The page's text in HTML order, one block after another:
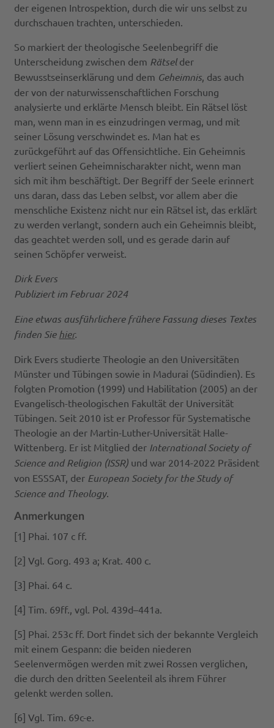
der eigenen Introspektion, durch die wir uns selbst zu
durchschauen trachten, unterschieden.
So markiert der theologische Seelenbegriff die
Unterscheidung zwischen dem Rätselder
Bewusstseinserklärung und dem Geheimnis, das auch
der von der naturwissenschaftlichen Forschung
analysierte und erklärte Mensch bleibt. Ein Rätsel löst
man, wenn man in es einzudringen vermag, und mit
seiner Lösung verschwindet es. Man hat es
zurückgeführt auf das Offensichtliche. Ein Geheimnis
verliert seinen Geheimnischarakter nicht, wenn man
sich mit ihm beschäftigt. Der Begriff der Seele erinnert
uns daran, dass das Leben selbst, vor allem aber die
menschliche Existenz nicht nur ein Rätsel ist, das erklärt
zu werden verlangt, sondern auch ein Geheimnis bleibt,
das geachtet werden soll, und es gerade darin auf
seinen Schöpfer verweist.
Dirk Evers
Publiziert im Februar 2024
Eine etwas ausführlichere frühere Fassung dieses Textes
finden Siehier.
Dirk Evers studierte Theologie an den Universitäten
Münster und Tübingen sowie in Madurai (Südindien). Es
folgten Promotion (1999) und Habilitation (2005) an der
Evangelisch-theologischen Fakultät der Universität
Tübingen. Seit 2010 ist er Professor für Systematische
Theologie an der Martin-Luther-Universität Halle-
Wittenberg. Er ist Mitglied der International Society of
Science and Religion (ISSR) und war 2014-2022 Präsident
von ESSSAT, der European Society for the Study of
Science and Theology.
Anmerkungen
[1] Phai. 107 c ff.
[2] Vgl. Gorg. 493 a; Krat. 400 c.
[3] Phai. 64 c.
[4] Tim. 69ff., vgl. Pol. 439d–441a.
[5] Phai. 253c ff. Dort findet sich der bekannte Vergleich
mit einem Gespann: die beiden niederen
Seelenvermögen werden mit zwei Rossen verglichen,
die durch den dritten Seelenteil als ihrem Führer
gelenkt werden sollen.
[6] Vgl. Tim. 69c-e.